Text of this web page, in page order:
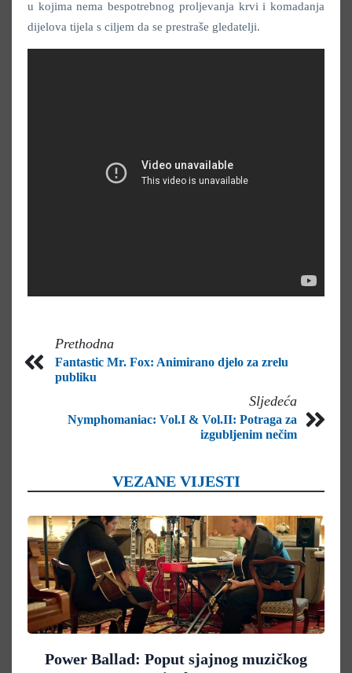
u kojima nema bespotrebnog proljevanja krvi i komadanja
dijelova tijela s ciljem da se prestraše gledatelji.
Prethodna
Fantastic Mr. Fox: Animirano djelo za zrelu
publiku
Sljedeća
Nymphomaniac: Vol.I & Vol.II: Potraga za
izgubljenim nečim
VEZANE VIJESTI
Power Ballad: Poput sjajnog muzičkog